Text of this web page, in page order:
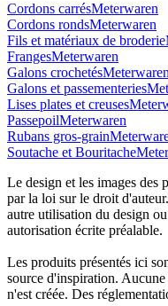
Cordons carrésMeterwaren
Cordons rondsMeterwaren
Fils et matériaux de broderie
FrangesMeterwaren
Galons crochetés
Galons et passementeries
Lises plates et creuses
PassepoilMeterwaren
Rubans gros-grain
Soutache et Bouritache
Le design et les images des
par la loi sur le droit
autre utilisation du design
autorisation écrite préalable.
Les produits présentés ici
source d'inspiration.
n'est créée. Des